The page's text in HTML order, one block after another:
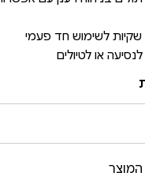
או לטיולים